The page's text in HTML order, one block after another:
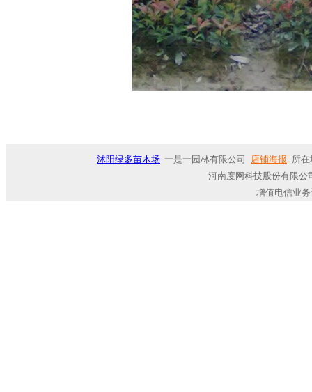
沭阳绿多苗木场 一是一园林有限公司 店铺海报 所
河南度网科技股份有限
增值电信业